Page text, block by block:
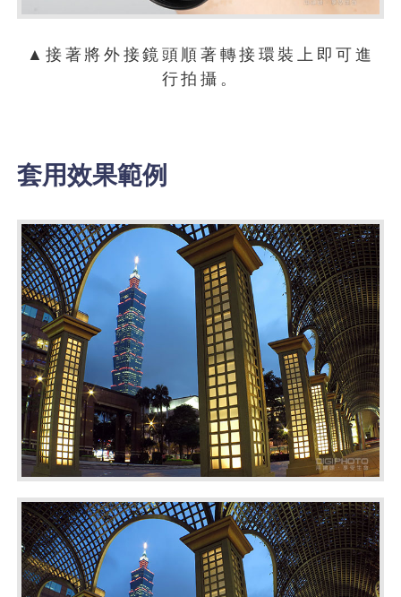
▲接著將外接鏡頭順著轉接環裝上即可進
行拍攝。
套用效果範例